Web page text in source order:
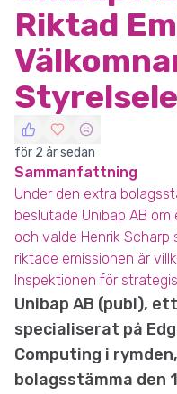
Riktad
för 2 år sedan
Sammanfattning
Under den extra
beslutade Unibap AB
och valde Henrik Scharp
riktade emissionen är
Inspektionen för
Unibap AB (publ),
specialiserat på
Computing i
bolagsstämma den